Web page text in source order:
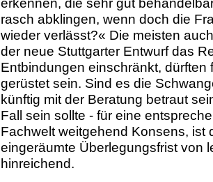
rasch abklingen, wenn doch die
wieder verlässt?« Die meisten
der neue Stuttgarter Entwurf das
Entbindungen einschränkt,
gerüstet sein. Sind es die
künftig mit der Beratung betraut
Fall sein sollte - für eine
Fachwelt weitgehend Konsens, ist
eingeräumte Überlegungsfrist von
hinreichend.